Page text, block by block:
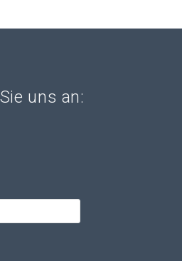
uns an: